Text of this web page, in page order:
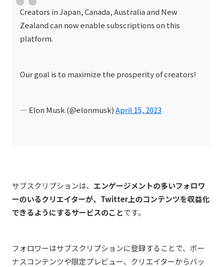
Creators in Japan, Canada, Australia and New
Zealand can now enable subscriptions on this
platform.
Our goal is to maximize the prosperity of creators!
— Elon Musk (@elonmusk)April 15, 2023
サブスクリプションは、 エンゲージメントの多いフォロワ
ーのいるクリエイターが、Twitter上のコンテンツを収益化
できるようにするサービスのことです。
フォロワーはサブスクリプションに登録することで、ボー
ナスコンテンツや限定プレビュー、クリエイターからバッ